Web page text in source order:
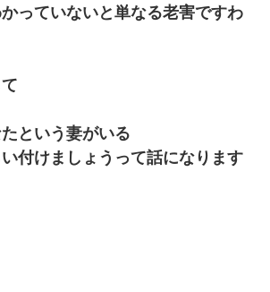
っていないと単なる老害ですわ
という妻がいる
付けましょうって話になります